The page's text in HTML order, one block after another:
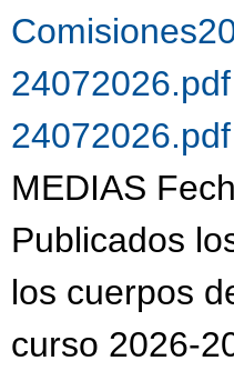
MEDIAS
Publicados
los cuerpos
curso 2026-